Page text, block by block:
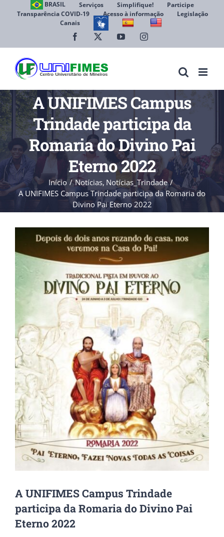
BRASIL Serviços Simplifique!
Participe
Transparência COVID-19
Acesso à informação
Legislação
Canais
Facebook YouTubeInstagram
A UNIFIMES Campus
Trindade participa da
Romaria do Divino Pai
Eterno 2022
Início Notícias Notícias_Trindade
A UNIFIMES Campus Trindade participa da Romaria do
Divino Pai Eterno 2022
Larger
Image
A UNIFIMES Campus Trindade
participa da Romaria do Divino Pai
Eterno 2022